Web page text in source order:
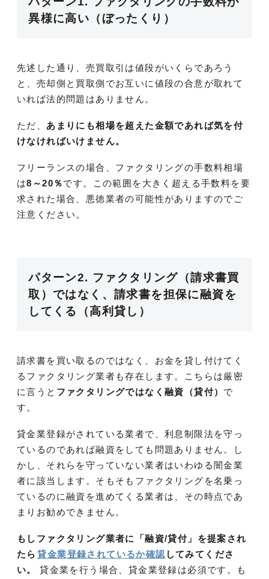
異様に高い（ぼったくり）
先述した通り、売買取引は値段がいくらであろう
と、売却側と買取側でお互いに値段の合意が取れて
いれば法的問題はありません。
ただ、 あまりにも相場を超えた金額であれば気を付
けなければいけません。
フリーランスの場合、ファクタリングの手数料相場
は8～20％です。この範囲を大きく超える手数料を要
求された場合、悪徳業者の可能性がありますのでご
注意ください。
パターン2. ファクタリング（請求書買
取）ではなく、請求書を担保に融資を
してくる（高利貸し）
請求書を買い取るのではなく、お金を貸し付けてく
るファクタリング業者も存在します。こちらは厳密
に言うと ファクタリングではなく融資（貸付） で
す。
貸金業登録がされている業者で、利息制限法を守っ
ているのであれば融資をしても問題ありません。し
かし、それらを守っていない業者はいわゆる闇金業
者に該当します。そもそもファクタリングを名乗っ
ているのに融資を進めてくる業者は、その時点であ
まりお勧めできません。
もしファクタリング業者に「融資/貸付」を提案され
たら 貸金業登録されているか確認 してみてくださ
い。貸金業を行う場合、貸金業登録は必須です。も